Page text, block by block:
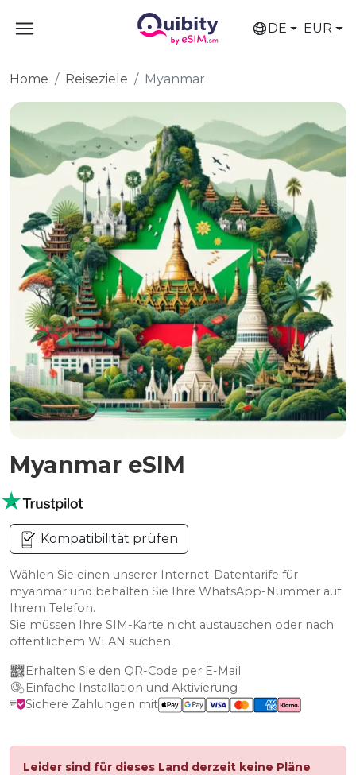
DE EUR
Home Reiseziele Myanmar
Myanmar eSIM
Kompatibilität prüfen
Wählen Sie einen unserer Internet-Datentarife für
myanmar und behalten Sie Ihre WhatsApp-Nummer auf
Ihrem Telefon.
Sie müssen Ihre SIM-Karte nicht austauschen oder nach
öffentlichem WLAN suchen.
Erhalten Sie den QR-Code per E-Mail
Einfache Installation und Aktivierung
Sichere Zahlungen mit
Leider sind für dieses Land derzeit keine Pläne